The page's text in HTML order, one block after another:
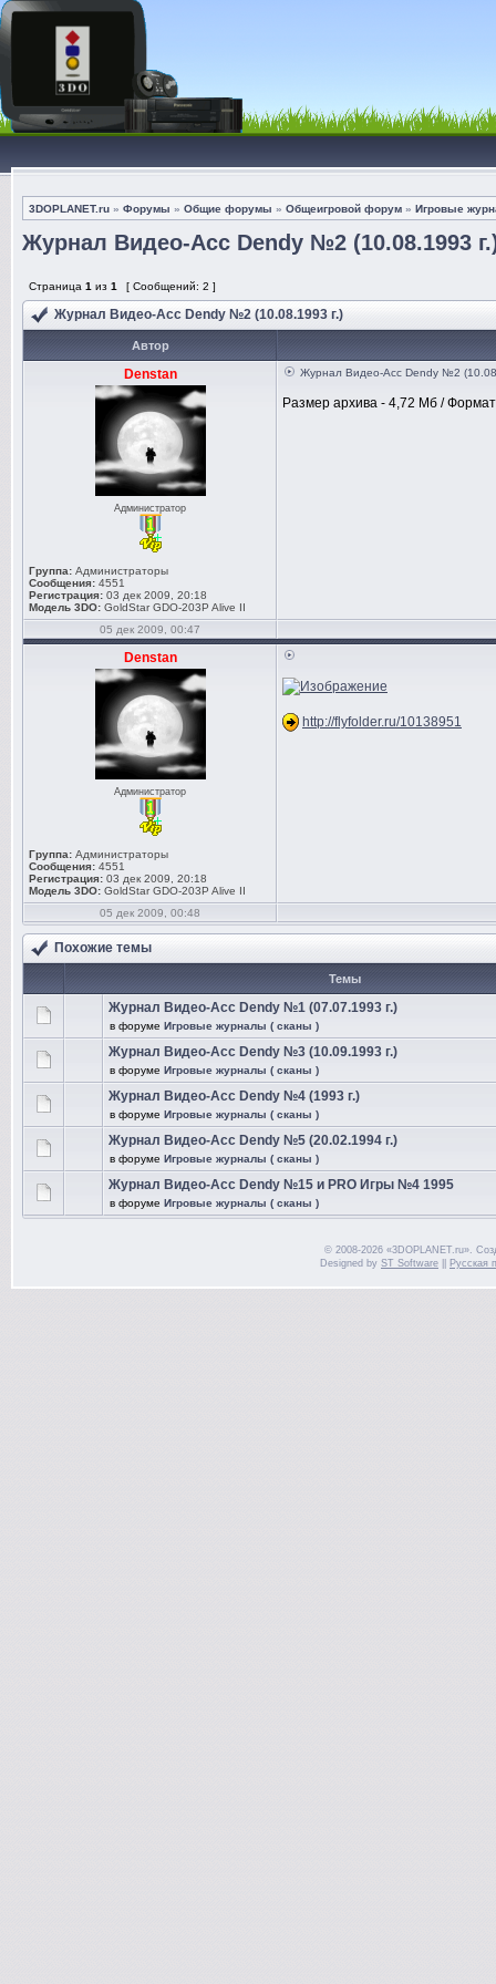
3DOPLANET.ru » Форумы » Общие форумы » Общеигровой форум » Игровые
Журнал Видео-Асс Dendy №2 (10.08.1993
Страница 1 из 1 [ Сообщений: 2 ]
Журнал Видео-Асс Dendy №2 (10.08.1993 г.)
Автор
Denstan
Администратор
Группа: Администраторы
Сообщения: 4551
Регистрация: 03 дек 2009, 20:18
Модель 3DO: GoldStar GDO-203P Alive II
Журнал Видео-Асс Dendy №2
Размер архива - 4,72 Мб /
05 дек 2009, 00:47
Denstan
Администратор
Группа: Администраторы
Сообщения: 4551
Регистрация: 03 дек 2009, 20:18
Модель 3DO: GoldStar GDO-203P Alive II
http://flyfolder.ru/10138951
05 дек 2009, 00:48
Похожие темы
Темы
Журнал Видео-Асс Dendy №1 (07.07.1993 г.)
в форуме Игровые журналы ( сканы )
Журнал Видео-Асс Dendy №3 (10.09.1993 г.)
в форуме Игровые журналы ( сканы )
Журнал Видео-Асс Dendy №4 (1993 г.)
в форуме Игровые журналы ( сканы )
Журнал Видео-Асс Dendy №5 (20.02.1994 г.)
в форуме Игровые журналы ( сканы )
Журнал Видео-Асс Dendy №15 и PRO Игры №4 1995
в форуме Игровые журналы ( сканы )
© 2008-2026 «3DOPLANET.ru».
Designed by ST Software Русская